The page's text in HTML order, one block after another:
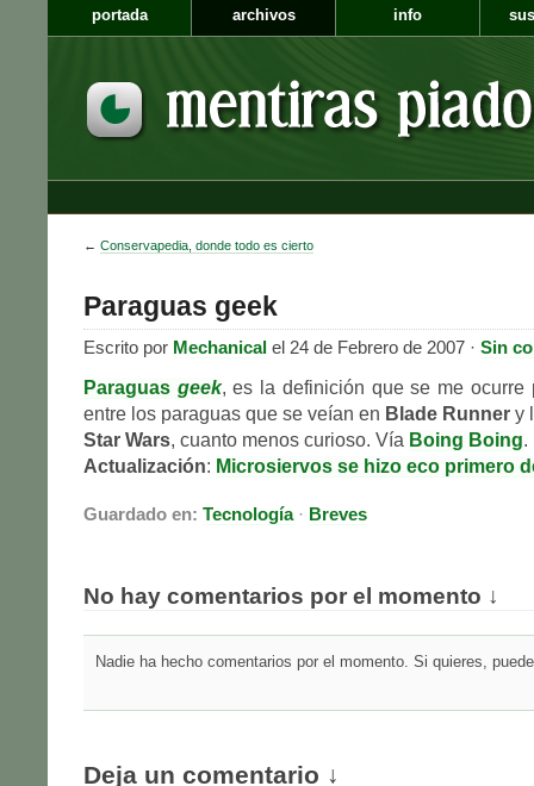
portada archivos info
← Conservapedia, donde todo es cierto
Paraguas geek
Escrito por Mechanical el 24 de Febrero de 2007 · Sin
Paraguas geek, es la definición que se me ocurre
entre los paraguas que se veían en Blade Runner y
Star Wars, cuanto menos curioso. Vía Boing Boing.
Actualización: Microsiervos se hizo eco primero
Guardado en: Tecnología· Breves
No hay comentarios por el momento ↓
Nadie ha hecho comentarios por el momento. Si quieres,
Deja un comentario ↓